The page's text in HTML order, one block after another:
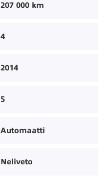
207 000 km
4
2014
5
Automaatti
Neliveto